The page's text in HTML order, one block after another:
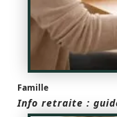
Famille
Info retraite :